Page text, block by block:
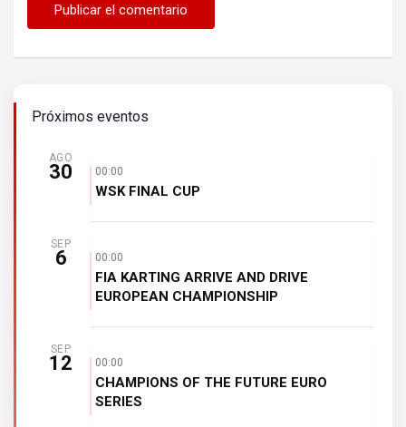
Próximos eventos
AGO
30 00:00
WSK FINAL CUP
SEP
6 00:00
FIA KARTING ARRIVE AND DRIVE
EUROPEAN CHAMPIONSHIP
SEP
12 00:00
CHAMPIONS OF THE FUTURE EURO
SERIES